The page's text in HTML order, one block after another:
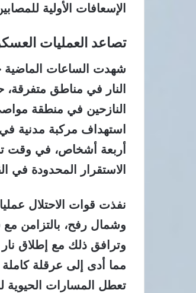
الإسعافات الأولية
تصاعد العمليات
شهدت الساعات الماضية
النار في مناطق
النازحين في منطقة
استهداف مركبة مدنية
أربعة أشخاص، في وقت
الاستقرار المحدودة في
نفذت قوات الاحتلال
وشمال رفح، بالتزامن
وترافق ذلك مع إطلاق
مما أدى إلى عرقلة كاملة
تعطل المسارات الحيوية